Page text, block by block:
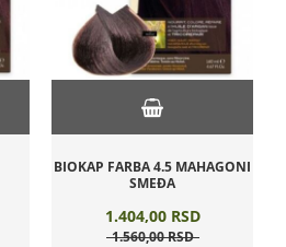
BIOKAP FARBA 4.5 MAHAGONI
SMEĐA
1.404,00 RSD
1.560,00RSD